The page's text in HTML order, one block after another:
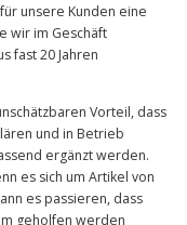
unsere Kunden eine
wir im Geschäft
fast 20 Jahren
Vorteil, dass
und in Betrieb
ergänzt werden.
es sich um Artikel von
es passieren, dass
geholfen werden